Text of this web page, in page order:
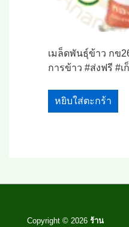
เมล็ดพันธุ์ข้าว กข
การข้าว #ส่งฟรี #เ
หยิบใส่ตะกร้า
Copyright © 2026 ร้าน